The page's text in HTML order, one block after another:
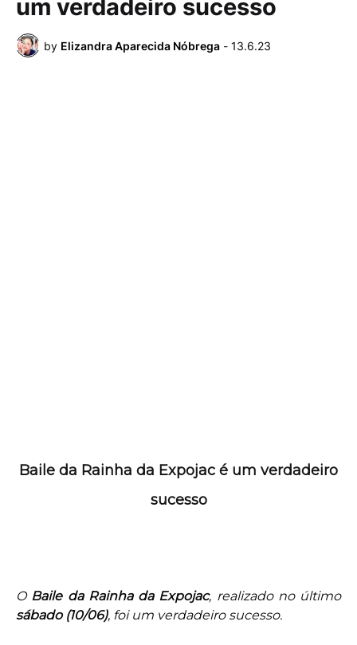
um verdadeiro sucesso
by Elizandra Aparecida Nóbrega - 13.6.23
Baile da Rainha da Expojac é um verdadeiro
sucesso
O Baile da Rainha da Expojac, realizado no último
sábado (10/06), foi um verdadeiro sucesso.